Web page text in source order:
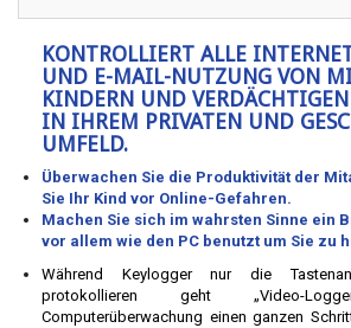
KONTROLLIERT ALLE
UND E-MAIL-NUTZUNG VON
KINDERN UND VERDÄCHTIGEN
IN IHREM PRIVATEN UND
UMFELD.
Überwachen Sie die Produktivität der
Sie Ihr Kind vor Online-Gefahren.
Machen Sie sich im wahrsten Sinne ein
vor allem wie den PC benutzt um Sie zu
Während Keylogger nur die
protokollieren geht „Video-
Computerüberwachung einen ganzen